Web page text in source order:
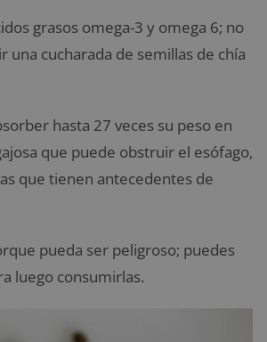
grasos omega-3 y omega 6; no
cucharada de semillas de chía
hasta 27 veces su peso en
que puede obstruir el esófago,
que tienen antecedentes de
pueda ser peligroso; puedes
luego consumirlas.